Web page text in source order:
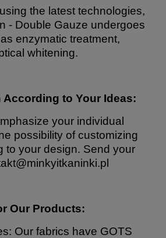
the latest technologies,
- Double Gauze undergoes
enzymatic treatment,
whitening.
According to Your Ideas:
your individual
possibility of customizing
to your design. Send your
@minkyitkaninki.pl
Our Products:
Our fabrics have GOTS